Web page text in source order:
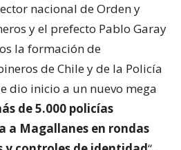
nacional de Orden y
y el prefecto Pablo Garay
la formación de
de Chile y de la Policía
dio inicio a un nuevo mega
de 5.000 policías
a Magallanes en rondas